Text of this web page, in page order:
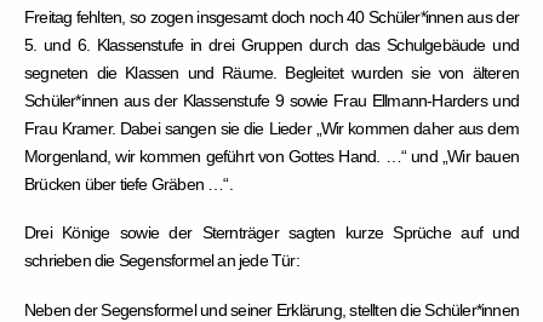
Freitag fehlten, so zogen insgesamt doch noch 40 Schüler*innen aus der
5. und 6. Klassenstufe in drei Gruppen durch das Schulgebäude und
segneten die Klassen und Räume. Begleitet wurden sie von älteren
Schüler*innen aus der Klassenstufe 9 sowie Frau Ellmann-Harders und
Frau Kramer. Dabei sangen sie die Lieder „Wir kommen daher aus dem
Morgenland, wir kommen geführt von Gottes Hand. …“ und „Wir bauen
Brücken über tiefe Gräben …“.
Drei Könige sowie der Sternträger sagten kurze Sprüche auf und
schrieben die Segensformel an jede Tür:
Neben der Segensformel und seiner Erklärung, stellten die Schüler*innen